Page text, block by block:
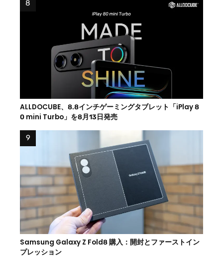
ALLDOCUBE、8.8インチゲーミングタブレット「iPlay 8
0 mini Turbo」を8月13日発売
Samsung Galaxy Z Fold8 購入：開封とファーストイン
プレッション